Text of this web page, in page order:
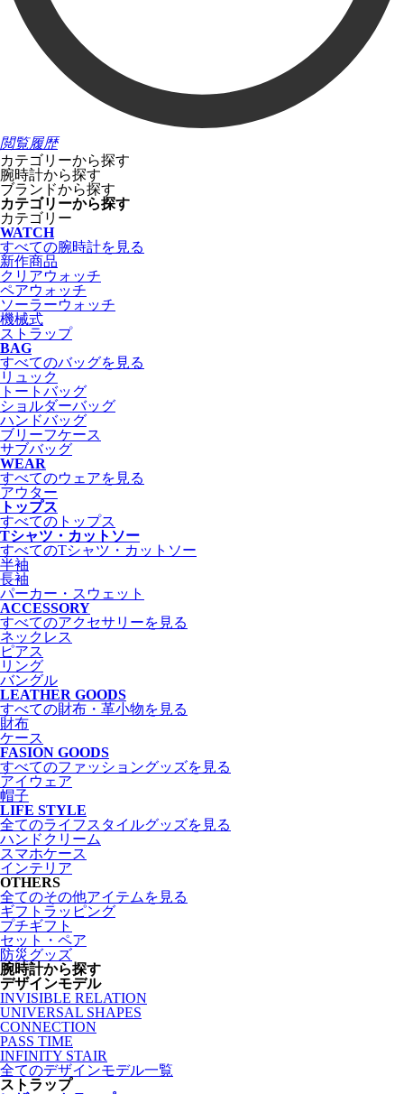
閲覧履歴
カテゴリーから探す
腕時計から探す
ブランドから探す
カテゴリーから探す
カテゴリー
WATCH
すべての腕時計を見る
新作商品
クリアウォッチ
ペアウォッチ
ソーラーウォッチ
機械式
ストラップ
BAG
すべてのバッグを見る
リュック
トートバッグ
ショルダーバッグ
ハンドバッグ
ブリーフケース
サブバッグ
WEAR
すべてのウェアを見る
アウター
トップス
すべてのトップス
Tシャツ・カットソー
すべてのTシャツ・カットソー
半袖
長袖
パーカー・スウェット
ACCESSORY
すべてのアクセサリーを見る
ネックレス
ピアス
リング
バングル
LEATHER GOODS
すべての財布・革小物を見る
財布
ケース
FASION GOODS
すべてのファッショングッズを見る
アイウェア
帽子
LIFE STYLE
全てのライフスタイルグッズを見る
ハンドクリーム
スマホケース
インテリア
OTHERS
全てのその他アイテムを見る
ギフトラッピング
プチギフト
セット・ペア
防災グッズ
腕時計から探す
デザインモデル
INVISIBLE RELATION
UNIVERSAL SHAPES
CONNECTION
PASS TIME
INFINITY STAIR
全てのデザインモデル一覧
ストラップ